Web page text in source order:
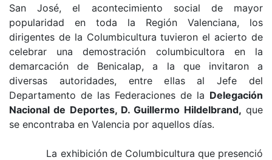
San José, el acontecimiento social de mayor
popularidad en toda la Región Valenciana, los
dirigentes de la Columbicultura tuvieron el acierto de
celebrar una demostración columbicultora en la
demarcación de Benicalap, a la que invitaron a
diversas autoridades, entre ellas al Jefe del
Departamento de las Federaciones de la Delegación
Nacional de Deportes, D. Guillermo Hildelbrand, que
se encontraba en Valencia por aquellos días.
La exhibición de Columbicultura que presenció